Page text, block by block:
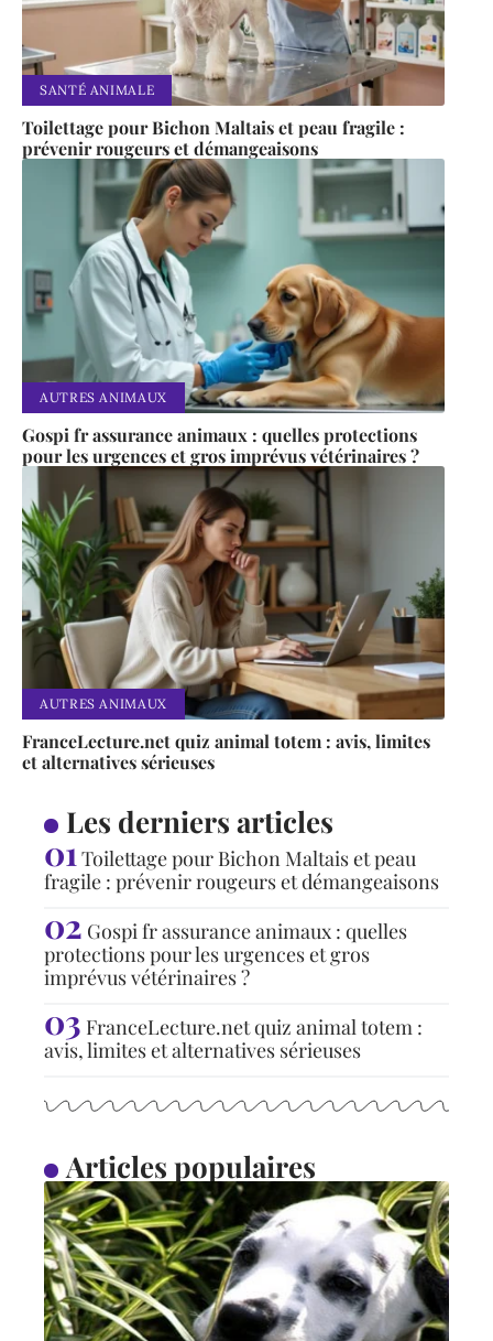
SANTÉ ANIMALE
Toilettage pour Bichon Maltais et peau fragile :
prévenir rougeurs et démangeaisons
AUTRES ANIMAUX
Gospi fr assurance animaux : quelles protections
pour les urgences et gros imprévus vétérinaires ?
AUTRES ANIMAUX
FranceLecture.net quiz animal totem : avis, limites
et alternatives sérieuses
Les derniers articles
Toilettage pour Bichon Maltais et peau
fragile : prévenir rougeurs et démangeaisons
Gospi fr assurance animaux : quelles
protections pour les urgences et gros
imprévus vétérinaires ?
FranceLecture.net quiz animal totem :
avis, limites et alternatives sérieuses
Articles populaires